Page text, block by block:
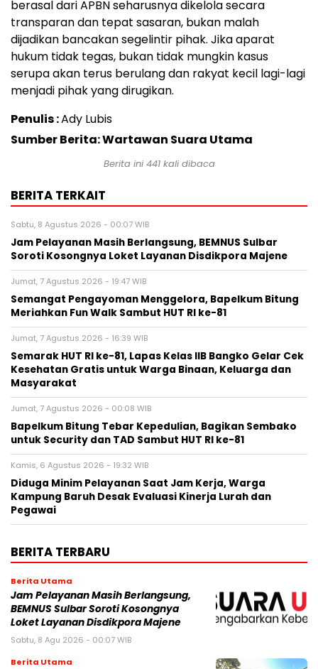
berasal dari APBN seharusnya dikelola secara
transparan dan tepat sasaran, bukan malah
dijadikan bancakan segelintir pihak. Jika aparat
hukum tidak tegas, bukan tidak mungkin kasus
serupa akan terus berulang dan rakyat kecil lagi-lagi
menjadi pihak yang dirugikan.
Penulis :Ady Lubis
Sumber Berita: Wartawan Suara Utama
Berita ini 441kali dibaca
BERITA TERKAIT
Sabtu, 8 Agustus 2026 - 00:07 WIB
Jam Pelayanan Masih Berlangsung, BEMNUS Sulbar
Soroti Kosongnya Loket Layanan Disdikpora Majene
Jumat, 7 Agustus 2026 - 19:47 WIB
Semangat Pengayoman Menggelora, Bapelkum Bitung
Meriahkan Fun Walk Sambut HUT RI ke-81
Jumat, 7 Agustus 2026 - 16:39 WIB
Semarak HUT RI ke-81, Lapas Kelas IIB Bangko Gelar Cek
Kesehatan Gratis untuk Warga Binaan, Keluarga dan
Masyarakat
Jumat, 7 Agustus 2026 - 00:08 WIB
Bapelkum Bitung Tebar Kepedulian, Bagikan Sembako
untuk Security dan TAD Sambut HUT RI ke-81
Kamis, 6 Agustus 2026 - 19:32 WIB
Diduga Minim Pelayanan Saat Jam Kerja, Warga
Kampung Baruh Desak Evaluasi Kinerja Lurah dan
Pegawai
BERITA TERBARU
Berita Utama
Jam Pelayanan Masih Berlangsung,
BEMNUS Sulbar Soroti Kosongnya
Loket Layanan Disdikpora Majene
Sabtu, 8 Agu 2026 - 00:07 WIB
Berita Utama